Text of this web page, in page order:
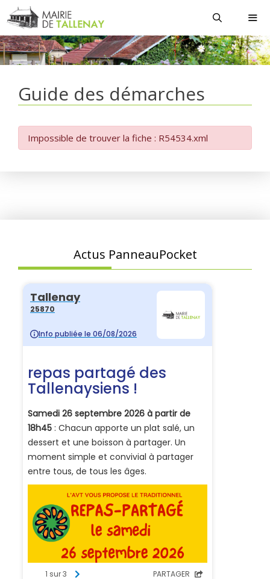
Aller
au
contenu
Guide des démarches
Impossible de trouver la fiche : R54534.xml
Actus PanneauPocket